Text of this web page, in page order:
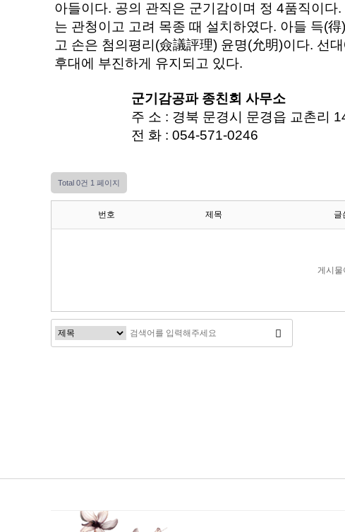
아들이다. 공의 관직은 군기감이며 정 4품직이다
는 관청이고 고려 목종 때 설치하였다. 아들 득(得
고 손은 첨의평리(僉議評理) 윤명(允明)이다. 선
후대에 부진하게 유지되고 있다.
군기감공파 종친회 사무소
주 소 : 경북 문경시 문경읍 교촌리
전 화 : 054-571-0246
Total 0건 1 페이지
번호 제목 글
게시물